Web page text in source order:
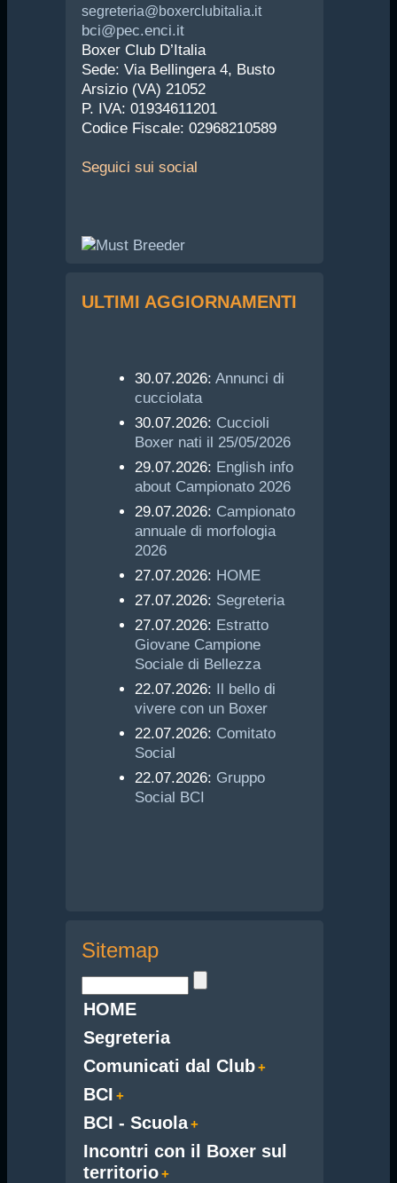
segreteria@boxerclubitalia.it
bci@pec.enci.it
Boxer Club D’Italia
Sede: Via Bellingera 4, Busto
Arsizio (VA) 21052
P. IVA: 01934611201
Codice Fiscale: 02968210589
Seguici sui social
ULTIMI AGGIORNAMENTI
30.07.2026: Annunci di
cucciolata
30.07.2026: Cuccioli
Boxer nati il 25/05/2026
29.07.2026: English info
about Campionato 2026
29.07.2026: Campionato
annuale di morfologia
2026
27.07.2026: HOME
27.07.2026: Segreteria
27.07.2026: Estratto
Giovane Campione
Sociale di Bellezza
22.07.2026: Il bello di
vivere con un Boxer
22.07.2026: Comitato
Social
22.07.2026: Gruppo
Social BCI
Sitemap
HOME
Segreteria
Comunicati dal Club
BCI
BCI - Scuola
Incontri con il Boxer sul
territorio